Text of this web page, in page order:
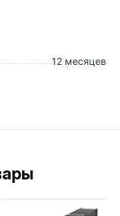
12 месяцев